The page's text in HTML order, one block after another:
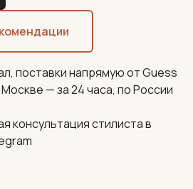
поставки напрямую от Guess
— за 24 часа, по России
консультация стилиста в